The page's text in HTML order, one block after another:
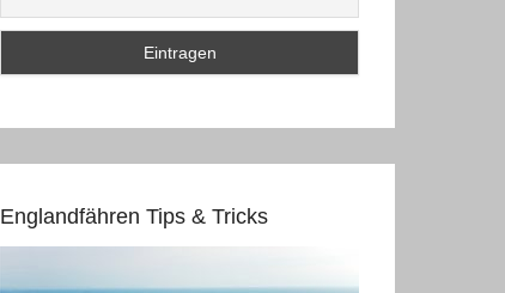
Englandfähren Tips & Tricks